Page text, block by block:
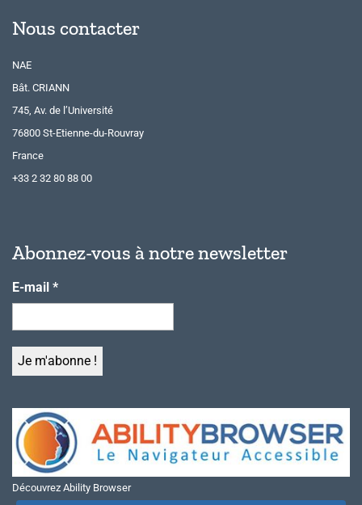
Nous contacter
NAE
Bât. CRIANN
745, Av. de l’Université
76800 St-Etienne-du-Rouvray
France
+33 2 32 80 88 00
Abonnez-vous à notre newsletter
E-mail *
Découvrez Ability Browser